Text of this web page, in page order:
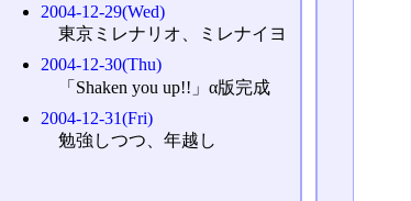
2004-12-29(Wed)
東京ミレナリオ、ミレナイヨ
2004-12-30(Thu)
「Shaken you up!!」α版完成
2004-12-31(Fri)
勉強しつつ、年越し